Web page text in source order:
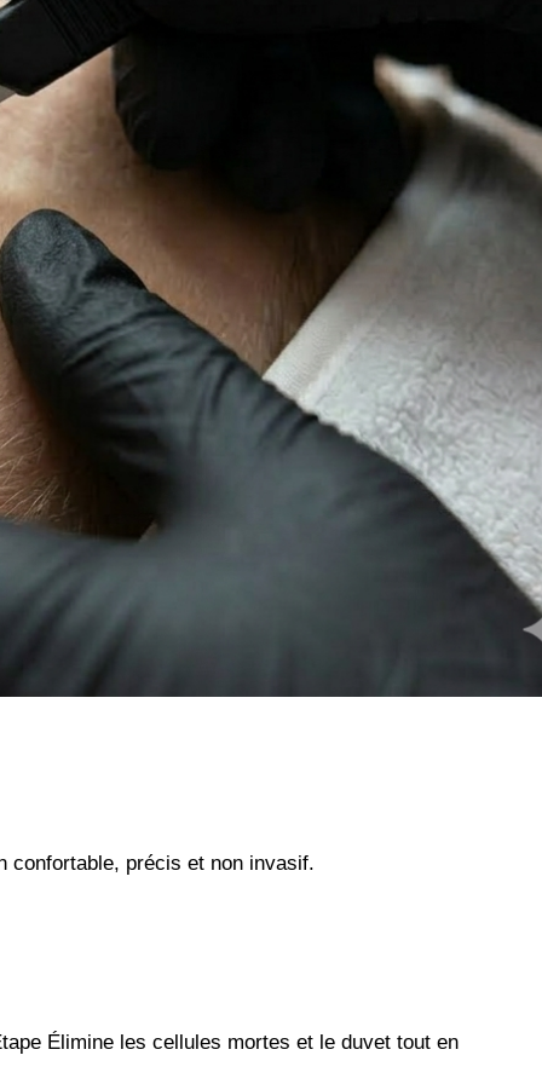
confortable, précis et non invasif.
Élimine les cellules mortes et le duvet tout en